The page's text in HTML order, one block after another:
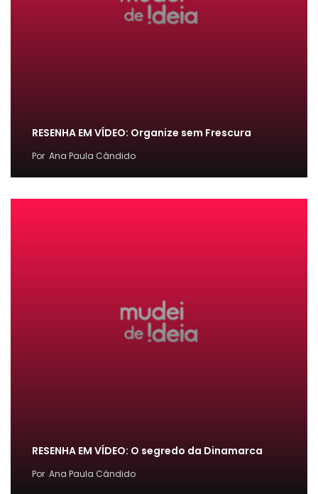
RESENHA EM VÍDEO: Organize sem Frescura
Por Ana Paula Cândido
RESENHA EM VÍDEO: O segredo da Dinamarca
Por Ana Paula Cândido